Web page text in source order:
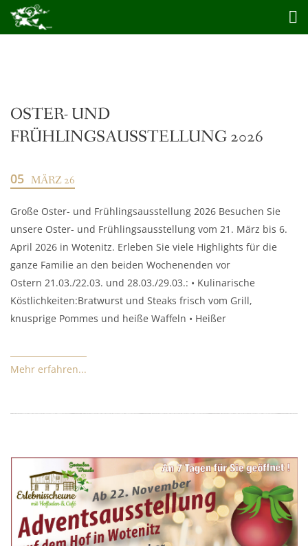
OSTER- UND
FRÜHLINGSAUSSTELLUNG 2026
05 MÄRZ 26
Große Oster- und Frühlingsausstellung 2026 Besuchen Sie
unsere Oster- und Frühlingsausstellung vom 21. März bis 6.
April 2026 in Wotenitz. Erleben Sie viele Highlights für die
ganze Familie an den beiden Wochenenden vor
Ostern 21.03./22.03. und 28.03./29.03.: • Kulinarische
Köstlichkeiten:Bratwurst und Steaks frisch vom Grill,
knusprige Pommes und heiße Waffeln • Heißer
Mehr erfahren...